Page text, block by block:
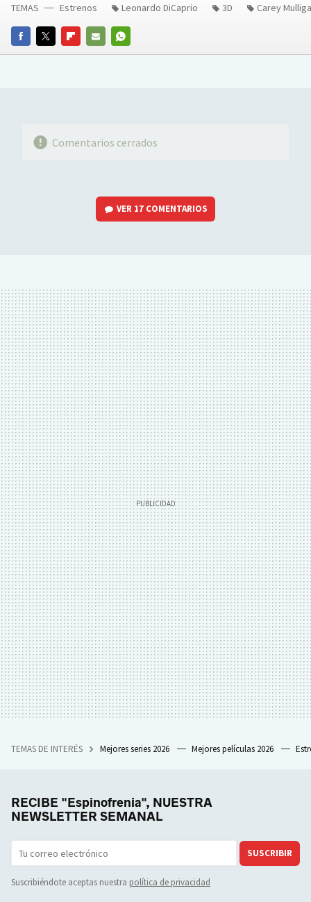
FACEBOOKTWITTERFLIPBOARD
E-
WHATSAPP
TEMAS Estrenos Leonardo DiCaprio 3D Carey
Comentarios cerrados
VER 17 COMENTARIOS
TEMAS DE INTERÉS Mejores series 2026 Mejores películas 2026
RECIBE "Espinofrenia", NUESTRA
NEWSLETTER SEMANAL
SUSCRIBIR
Suscribiéndote aceptas nuestra política de privacidad